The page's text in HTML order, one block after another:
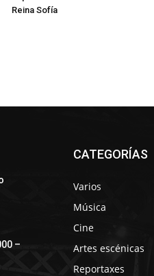
Reina Sofía
–
CATEGORÍAS
Varios
Música
Cine
Artes escénicas
Reportaxes